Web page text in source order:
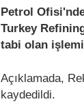
Petrol
Turkey
tabi olan
Açıklamada,
kaydedildi.